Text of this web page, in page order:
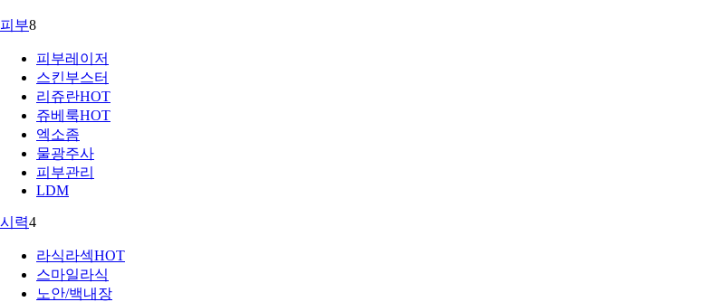
피부8
피부레이저
스킨부스터
리쥬란HOT
쥬베룩HOT
엑소좀
물광주사
피부관리
LDM
시력4
라식라섹HOT
스마일라식
노안/백내장